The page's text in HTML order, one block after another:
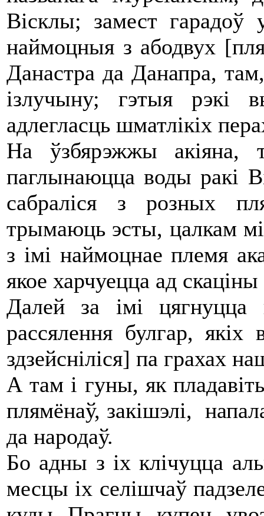
Вісклы; замест
наймоцныя з абодвух
Данастра да Данапра,
ізлучыну; гэтыя рэкі
адлегласць шматлікіх
На ўзбярэжжы акіяна,
паглынаюцца воды ракі
сабраліся з розных
трымаюць эсты, цалкам
з імі наймоцнае племя
якое харчуецца ад
Далей за імі
рассялення булгар, якіх
здзейсніліся] па грахах
А там і гуны, як
плямёнаў, закішэлі,
да народаў.
Бо адны з іх клічуцца
месцы іх селішчаў